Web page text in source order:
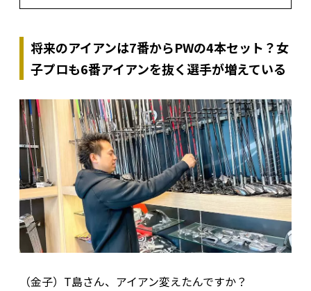
将来のアイアンは7番からPWの4本セット？女
子プロも6番アイアンを抜く選手が増えている
（金子）T島さん、アイアン変えたんですか？